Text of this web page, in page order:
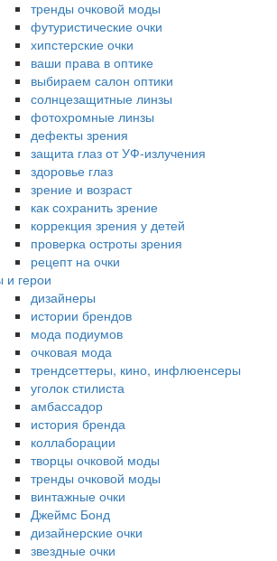
тренды очковой моды
футуристические очки
хипстерские очки
ваши права в оптике
выбираем салон оптики
солнцезащитные линзы
фотохромные линзы
дефекты зрения
защита глаз от УФ-излучения
здоровье глаз
зрение и возраст
как сохранить зрение
коррекция зрения у детей
проверка остроты зрения
рецепт на очки
и герои
дизайнеры
истории брендов
мода подиумов
очковая мода
трендсеттеры, кино, инфлюенсеры
уголок стилиста
амбассадор
история бренда
коллаборации
творцы очковой моды
тренды очковой моды
винтажные очки
Джеймс Бонд
дизайнерские очки
звездные очки